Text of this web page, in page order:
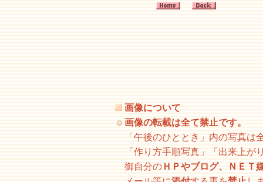
画像について
画像の転載は全て禁止です。
「午後のひととき」内の写真は
「作り方手順写真」「出来上が
御自分のＨＰやブログ、ＮＥＴ